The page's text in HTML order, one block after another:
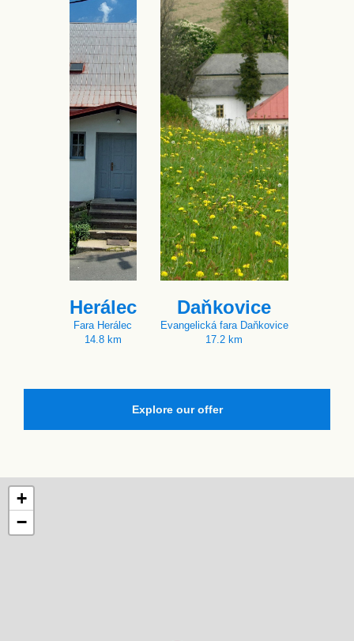
Herálec
Fara Herálec
14.8 km
Daňkovice
Evangelická fara Daňkovice
17.2 km
Explore our offer
+
−